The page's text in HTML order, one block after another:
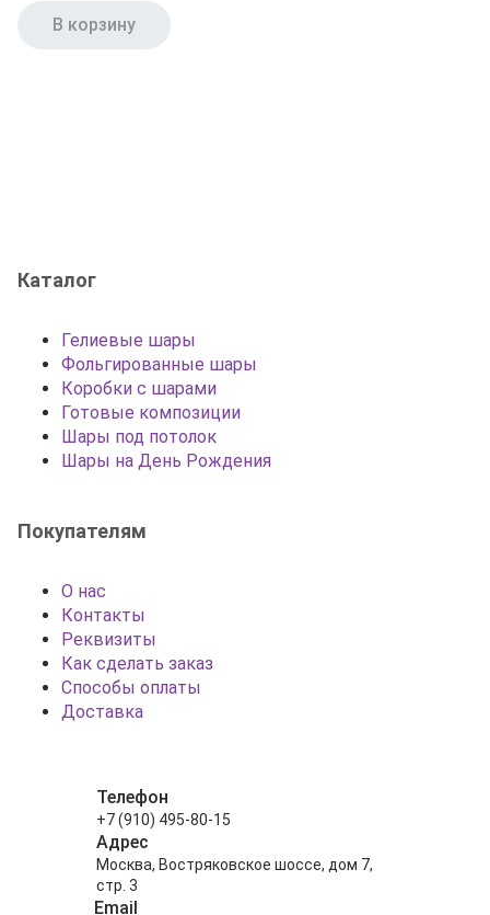
В корзину
Каталог
Гелиевые шары
Фольгированные шары
Коробки с шарами
Готовые композиции
Шары под потолок
Шары на День Рождения
Покупателям
О нас
Контакты
Реквизиты
Как сделать заказ
Способы оплаты
Доставка
Телефон
+7 (910) 495-80-15
Адрес
Москва, Востряковское шоссе, дом 7,
стр. 3
Email